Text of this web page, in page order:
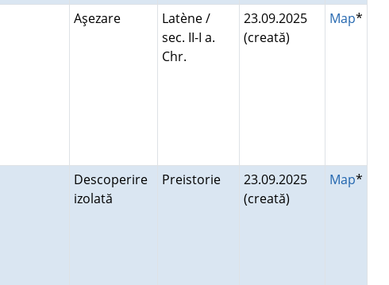
Aşezare
Latène /
sec. II-I a.
Chr.
23.09.2025
(creată)
Map*
Descoperire
izolată
Preistorie
23.09.2025
(creată)
Map*